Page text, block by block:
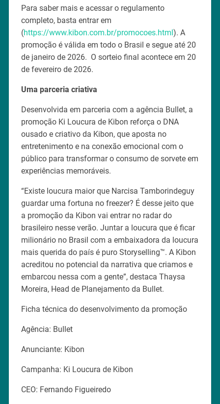
Para saber mais e acessar o regulamento
completo, basta entrar em
(https://www.kibon.com.br/promocoes.html). A
promoção é válida em todo o Brasil e segue até 20
de janeiro de 2026. O sorteio final acontece em 20
de fevereiro de 2026.
Uma parceria criativa
Desenvolvida em parceria com a agência Bullet, a
promoção Ki Loucura de Kibon reforça o DNA
ousado e criativo da Kibon, que aposta no
entretenimento e na conexão emocional com o
público para transformar o consumo de sorvete em
experiências memoráveis.
“Existe loucura maior que Narcisa Tamborindeguy
guardar uma fortuna no freezer? É desse jeito que
a promoção da Kibon vai entrar no radar do
brasileiro nesse verão. Juntar a loucura que é ficar
milionário no Brasil com a embaixadora da loucura
mais querida do país é puro Storyselling™️. A Kibon
acreditou no potencial da narrativa que criamos e
embarcou nessa com a gente”, destaca Thaysa
Moreira, Head de Planejamento da Bullet.
Ficha técnica do desenvolvimento da promoção
Agência: Bullet
Anunciante: Kibon
Campanha: Ki Loucura de Kibon
CEO: Fernando Figueiredo